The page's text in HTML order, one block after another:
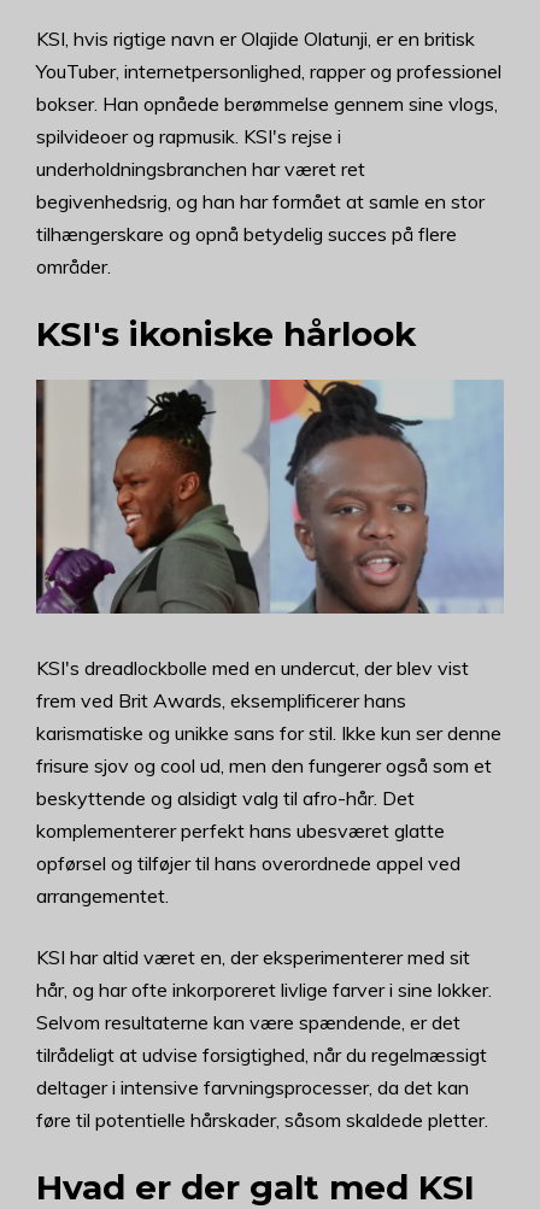
KSI, hvis rigtige navn er Olajide Olatunji, er en britisk
YouTuber, internetpersonlighed, rapper og professionel
bokser. Han opnåede berømmelse gennem sine vlogs,
spilvideoer og rapmusik. KSI's rejse i
underholdningsbranchen har været ret
begivenhedsrig, og han har formået at samle en stor
tilhængerskare og opnå betydelig succes på flere
områder.
KSI's ikoniske hårlook
KSI's dreadlockbolle med en undercut, der blev vist
frem ved Brit Awards, eksemplificerer hans
karismatiske og unikke sans for stil. Ikke kun ser denne
frisure sjov og cool ud, men den fungerer også som et
beskyttende og alsidigt valg til afro-hår. Det
komplementerer perfekt hans ubesværet glatte
opførsel og tilføjer til hans overordnede appel ved
arrangementet.
KSI har altid været en, der eksperimenterer med sit
hår, og har ofte inkorporeret livlige farver i sine lokker.
Selvom resultaterne kan være spændende, er det
tilrådeligt at udvise forsigtighed, når du regelmæssigt
deltager i intensive farvningsprocesser, da det kan
føre til potentielle hårskader, såsom skaldede pletter.
Hvad er der galt med KSI